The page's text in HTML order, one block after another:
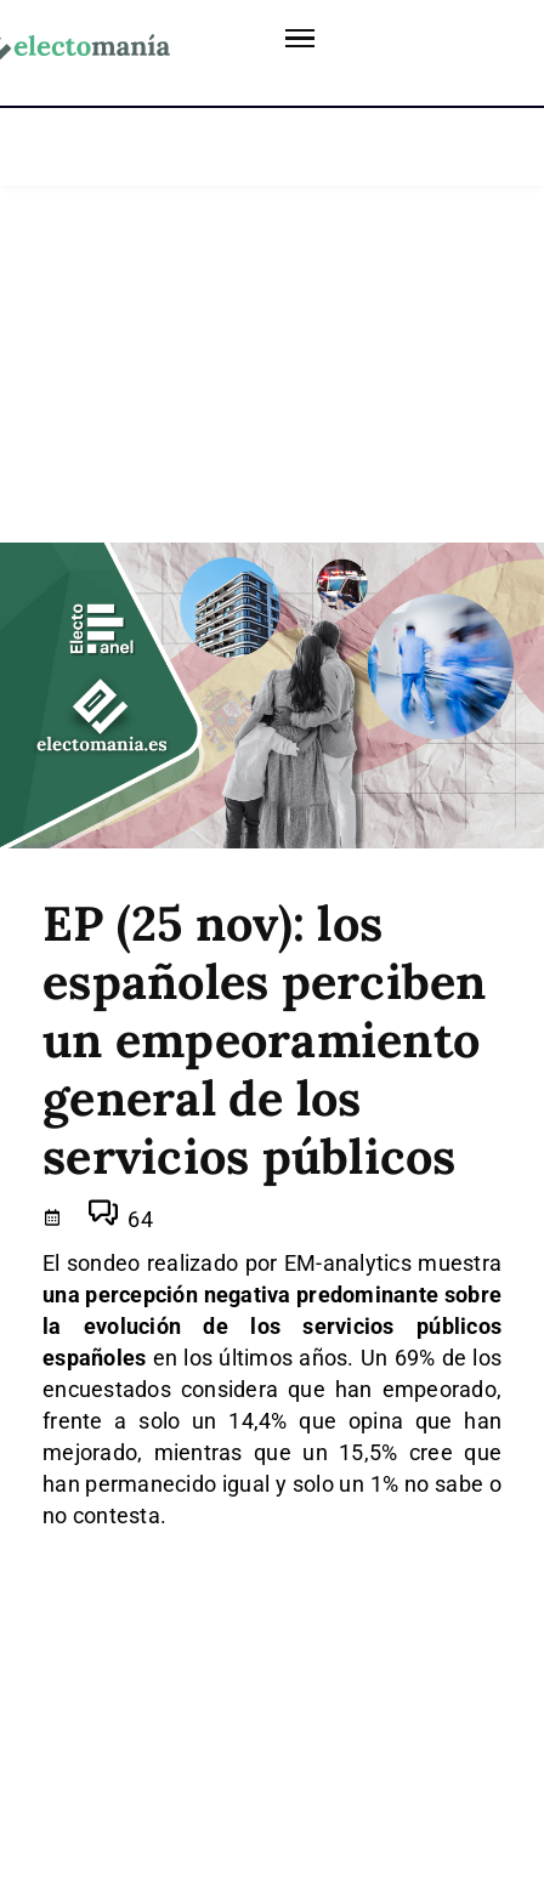
EP (25 nov): los
españoles perciben
un empeoramiento
general de los
servicios públicos
64
El sondeo realizado por EM-analytics muestra
una percepción negativa predominante sobre
la evolución de los servicios públicos
españoles en los últimos años. Un 69% de los
encuestados considera que han empeorado,
frente a solo un 14,4% que opina que han
mejorado, mientras que un 15,5% cree que
han permanecido igual y solo un 1% no sabe o
no contesta.​